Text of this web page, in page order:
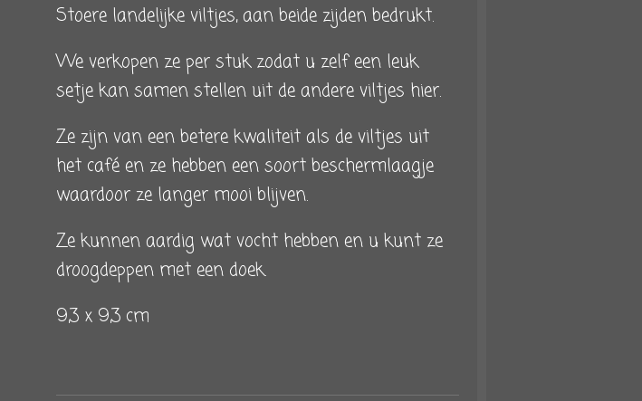
Stoere landelijke viltjes, aan beide zijden bedrukt.
We verkopen ze per stuk zodat u zelf een leuk
setje kan samen stellen uit de andere viltjes hier.
Ze zijn van een betere kwaliteit als de viltjes uit
het café en ze hebben een soort beschermlaagje
waardoor ze langer mooi blijven.
Ze kunnen aardig wat vocht hebben en u kunt ze
droogdeppen met een doek.
9,3 x 9,3 cm